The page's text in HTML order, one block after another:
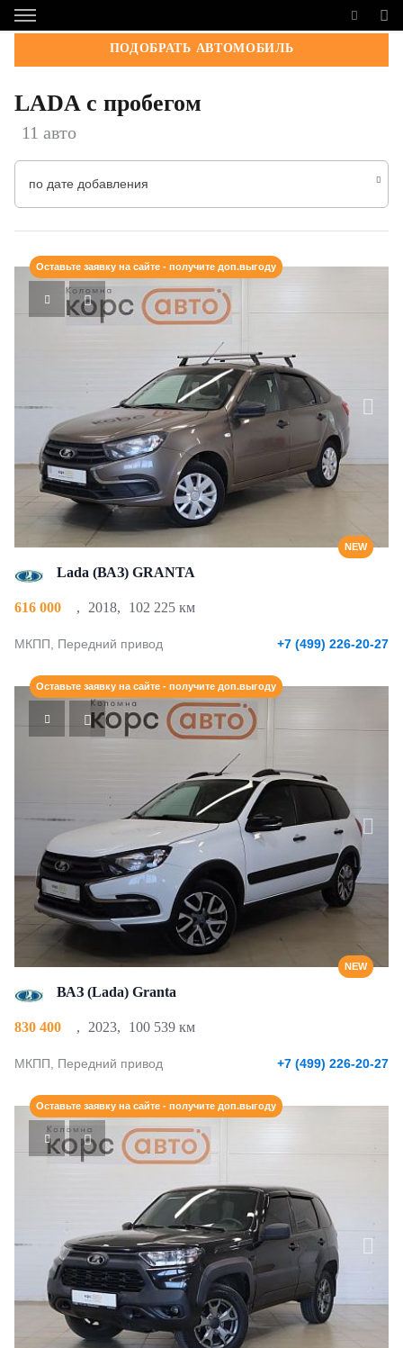
ПОДОБРАТЬ АВТОМОБИЛЬ
LADA с пробегом
11 авто
по дате добавления
NEW
Оставьте заявку на сайте - получите доп.выгоду
Lada (ВАЗ) GRANTA
616 000 , 2018, 102 225 км
МКПП, Передний привод +7 (499) 226-20-27
NEW
Оставьте заявку на сайте - получите доп.выгоду
ВАЗ (Lada) Granta
830 400 , 2023, 100 539 км
МКПП, Передний привод +7 (499) 226-20-27
Оставьте заявку на сайте - получите доп.выгоду